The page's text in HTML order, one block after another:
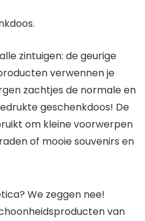
zintuigen: de geurige
verwennen je
zachtjes de normale en
geschenkdoos! De
om kleine voorwerpen
of mooie souvenirs en
We zeggen nee!
van